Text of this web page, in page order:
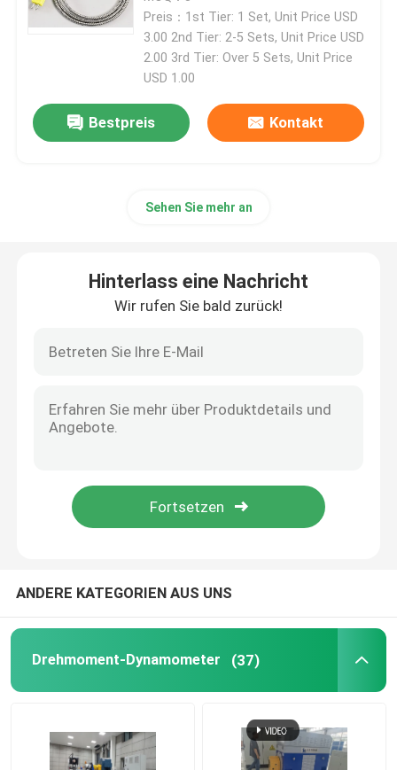
Maschinen-Prüfstand
Tragbares Datenerfassungs-Modul
Kühlmittel-Konditionierungsmaschine
Eddy Current Dynamometer
Preis：1st Tier: 1 Set, Unit Price USD
3.00 2nd Tier: 2-5 Sets, Unit Price USD
2.00 3rd Tier: Over 5 Sets, Unit Price
USD 1.00
Bestpreis Kontakt
Sehen Sie mehr an
Hinterlass eine Nachricht
Wir rufen Sie bald zurück!
ANDERE KATEGORIEN AUS UNS
Drehmoment-Dynamometer (37)